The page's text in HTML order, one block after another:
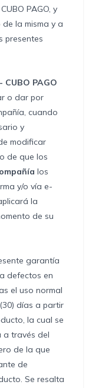
PAGO, y
la misma y a
presentes
- CUBO PAGO
o dar por
cuando
y
modificar
de que los
los
y/o vía e-
la
de su
garantía
defectos en
el uso normal
días a partir
la cual se
a través del
de la que
de
Se resalta